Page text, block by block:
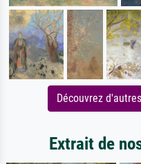
Découvrez
Extrait de